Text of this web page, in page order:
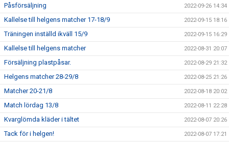
Påsförsäljning 2022-09-26 14:34
Kallelse till helgens matcher 17-18/9 2022-09-15 18:16
Träningen inställd ikväll 15/9 2022-09-15 16:29
Kallelse till helgens matcher 2022-08-31 20:07
Försäljning plastpåsar. 2022-08-29 21:32
Helgens matcher 28-29/8 2022-08-25 21:26
Matcher 20-21/8 2022-08-18 20:02
Match lördag 13/8 2022-08-11 22:28
Kvarglömda kläder i tältet 2022-08-07 20:26
Tack för i helgen! 2022-08-07 17:21